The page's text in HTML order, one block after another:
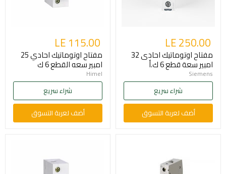
LE 250.00
مفتاح اوتوماتيك احادى 32
امبير سعة قطع 6 ك.أ
Siemens
شراء سريع
أضف لعربة التسوق
LE 115.00
مفتاح اوتوماتيك احادي 25
امبير سعه القطع 6 ك
Himel
شراء سريع
أضف لعربة التسوق